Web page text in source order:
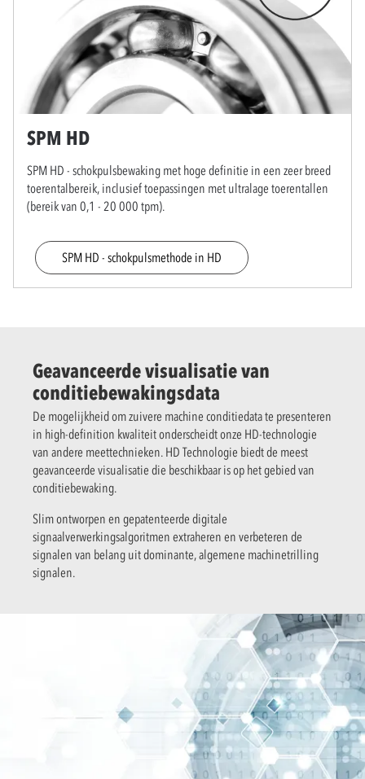
SPM HD
SPM HD - schokpulsbewaking met hoge definitie in een zeer breed
toerentalbereik, inclusief toepassingen met ultralage toerentallen
(bereik van 0,1 - 20 000 tpm).
SPM HD - schokpulsmethode in HD
Geavanceerde visualisatie van
conditiebewakingsdata
De mogelijkheid om zuivere machine conditiedata te presenteren
in high-definition kwaliteit onderscheidt onze HD-technologie
van andere meettechnieken. HD Technologie biedt de meest
geavanceerde visualisatie die beschikbaar is op het gebied van
conditiebewaking.
Slim ontworpen en gepatenteerde digitale
signaalverwerkingsalgoritmen extraheren en verbeteren de
signalen van belang uit dominante, algemene machinetrilling
signalen.